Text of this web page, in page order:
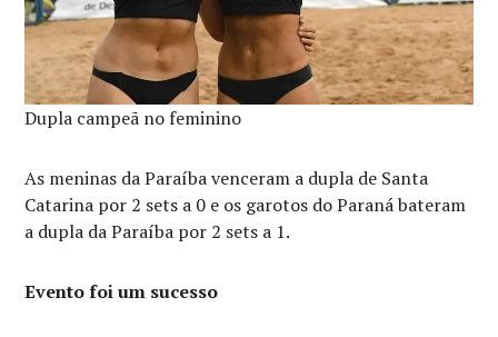
Dupla campeã no feminino
As meninas da Paraíba venceram a dupla de Santa
Catarina por 2 sets a 0 e os garotos do Paraná bateram
a dupla da Paraíba por 2 sets a 1.
Evento foi um sucesso